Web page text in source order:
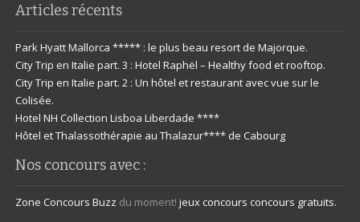
Articles récents
Park Hyatt Mallorca ***** : le plus beau resort de Majorque.
City Trip en Italie part. 3 : Hotel Raphël – Healthy food et rooftop.
City Trip en Italie part. 2 : Un hôtel et restaurant avec vue sur le
Colisée.
Hotel NH Collection Lisboa Liberdade ****
Hôtel et Thalassothérapie au Thalazur**** de Cabourg
Nos concours avec :
Zone Concours Buzz du moment!jeux concours concours gratuits.